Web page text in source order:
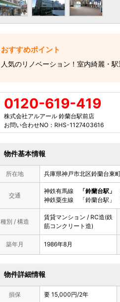
人気のリノベーション！室内綺麗・
0120-619-419
株式会社アルアール 鈴蘭台駅前店
お問い合わせNO：RHS-1127403616
物件基本情報
所在地 兵庫県神戸市北区鈴蘭台東
交通
神鉄有馬線 「鈴蘭台駅」
神鉄粟生線 「鈴蘭台駅」
種別 / 構造
賃貸マンション / RC造(鉄
筋コンクリート造)
築年月 1986年8月
物件詳細情報
損保 要 15,000円/2年